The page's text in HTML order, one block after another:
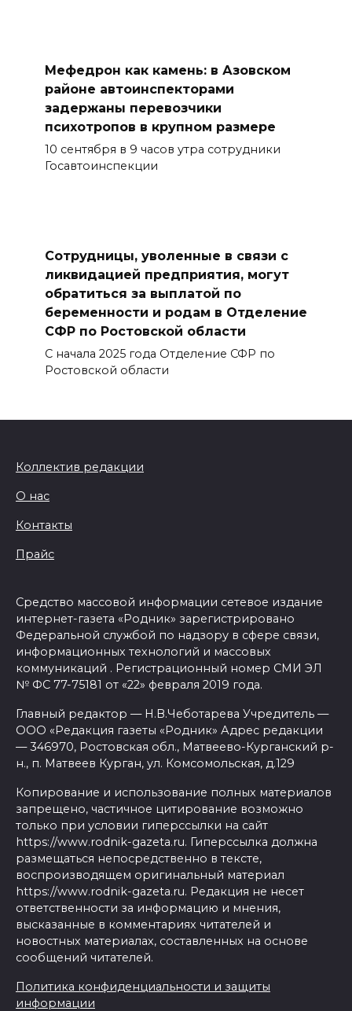
Мефедрон как камень: в Азовском
районе автоинспекторами
задержаны перевозчики
психотропов в крупном размере
10 сентября в 9 часов утра сотрудники
Госавтоинспекции
Сотрудницы, уволенные в связи с
ликвидацией предприятия, могут
обратиться за выплатой по
беременности и родам в Отделение
СФР по Ростовской области
С начала 2025 года Отделение СФР по
Ростовской области
Коллектив редакции
О нас
Контакты
Прайс
Средство массовой информации сетевое издание
интернет-газета «Родник» зарегистрировано
Федеральной службой по надзору в сфере связи,
информационных технологий и массовых
коммуникаций . Регистрационный номер СМИ ЭЛ
№ ФС 77-75181 от «22» февраля 2019 года.
Главный редактор — Н.В.Чеботарева Учредитель —
ООО «Редакция газеты «Родник» Адрес редакции
— 346970, Ростовская обл., Матвеево-Курганский р-
н., п. Матвеев Курган, ул. Комсомольская, д.129
Копирование и использование полных материалов
запрещено, частичное цитирование возможно
только при условии гиперссылки на сайт
https://www.rodnik-gazeta.ru. Гиперссылка должна
размещаться непосредственно в тексте,
воспроизводящем оригинальный материал
https://www.rodnik-gazeta.ru. Редакция не несет
ответственности за информацию и мнения,
высказанные в комментариях читателей и
новостных материалах, составленных на основе
сообщений читателей.
Политика конфиденциальности и защиты
информации